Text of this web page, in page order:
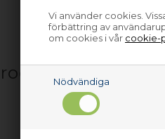
Vi använder cookies.
förbättring av
om cookies i vår cookie-
Nödvändiga